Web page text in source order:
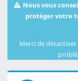
Nous vous
protéger votre
Merci de